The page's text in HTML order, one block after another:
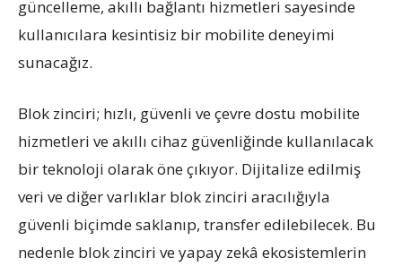
güncelleme, akıllı bağlantı hizmetleri sayesinde
kullanıcılara kesintisiz bir mobilite deneyimi
sunacağız.
Blok zinciri; hızlı, güvenli ve çevre dostu mobilite
hizmetleri ve akıllı cihaz güvenliğinde kullanılacak
bir teknoloji olarak öne çıkıyor. Dijitalize edilmiş
veri ve diğer varlıklar blok zinciri aracılığıyla
güvenli biçimde saklanıp, transfer edilebilecek. Bu
nedenle blok zinciri ve yapay zekâ ekosistemlerin